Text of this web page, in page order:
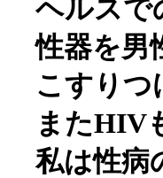
ヘルスで
性器を男
こすりつ
またHIV
私は性病